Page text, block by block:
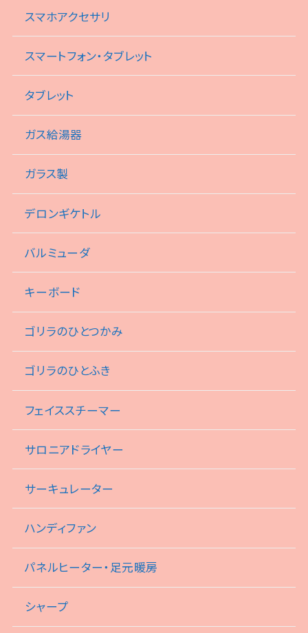
スマホアクセサリ
スマートフォン・タブレット
タブレット
ガス給湯器
ガラス製
デロンギケトル
バルミューダ
キーボード
ゴリラのひとつかみ
ゴリラのひとふき
フェイススチーマー
サロニアドライヤー
サーキュレーター
ハンディファン
パネルヒーター・足元暖房
シャープ